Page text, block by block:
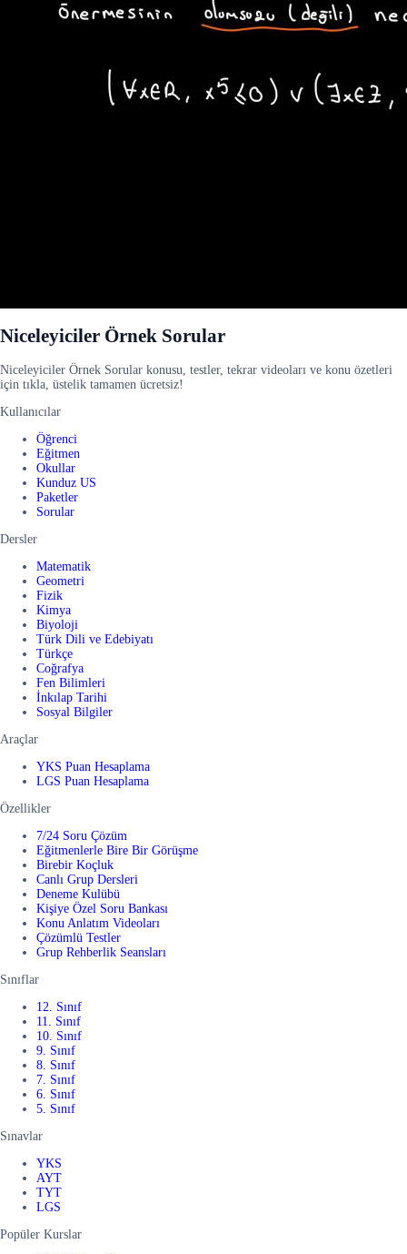
Niceleyiciler Örnek Sorular
Niceleyiciler Örnek Sorular konusu, testler, tekrar videoları ve konu özetleri
için tıkla, üstelik tamamen ücretsiz!
Kullanıcılar
Öğrenci
Eğitmen
Okullar
Kunduz US
Paketler
Sorular
Dersler
Matematik
Geometri
Fizik
Kimya
Biyoloji
Türk Dili ve Edebiyatı
Türkçe
Coğrafya
Fen Bilimleri
İnkılap Tarihi
Sosyal Bilgiler
Araçlar
YKS Puan Hesaplama
LGS Puan Hesaplama
Özellikler
7/24 Soru Çözüm
Eğitmenlerle Bire Bir Görüşme
Birebir Koçluk
Canlı Grup Dersleri
Deneme Kulübü
Kişiye Özel Soru Bankası
Konu Anlatım Videoları
Çözümlü Testler
Grup Rehberlik Seansları
Sınıflar
12. Sınıf
11. Sınıf
10. Sınıf
9. Sınıf
8. Sınıf
7. Sınıf
6. Sınıf
5. Sınıf
Sınavlar
YKS
AYT
TYT
LGS
Popüler Kurslar